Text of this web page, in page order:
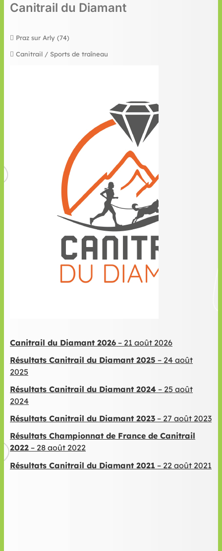
Canitrail du Diamant
Praz sur Arly (74)
Canitrail / Sports de traîneau
Canitrail du Diamant 2026 – 21 août 2026
Résultats Canitrail du Diamant 2025 – 24 août
2025
Résultats Canitrail du Diamant 2024 – 25 août
2024
Résultats Canitrail du Diamant 2023 – 27 août 2023
Résultats Championnat de France de Canitrail
2022 – 28 août 2022
Résultats Canitrail du Diamant 2021 – 22 août 2021